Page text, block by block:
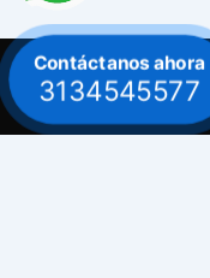
Contáctanos ahora
3134545577